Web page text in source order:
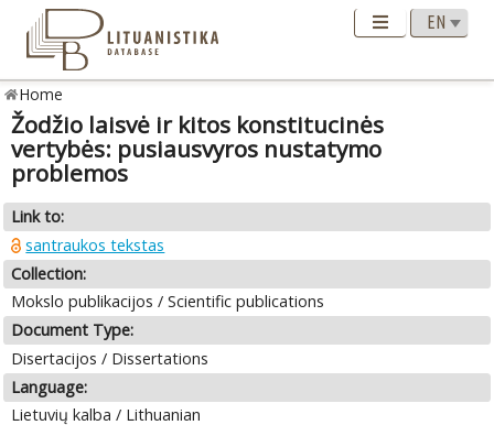
Home
Žodžio laisvė ir kitos konstitucinės
vertybės: pusiausvyros nustatymo
problemos
Link to:
santraukos tekstas
Collection:
Mokslo publikacijos / Scientific publications
Document Type:
Disertacijos / Dissertations
Language:
Lietuvių kalba / Lithuanian